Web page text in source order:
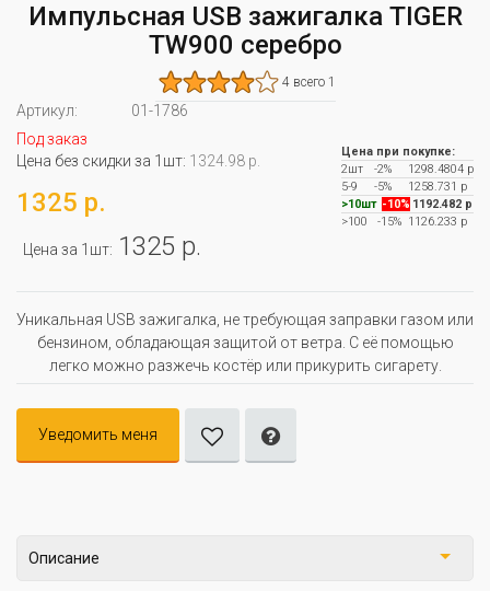
Импульсная USB зажигалка TIGER
TW900 серебро
4 всего 1
Артикул:
01-1786
Под заказ
Цена без скидки за 1шт: 1324.98 р.
1325 р.
Цена за 1шт: 1325 р.
Цена при покупке:
2шт
-2%
1298.4804 р
5-9
-5%
1258.731 р
>10шт -10% 1192.482 р
>100
-15% 1126.233 р
Уникальная USB зажигалка, не требующая заправки газом или
бензином, обладающая защитой от ветра. С её помощью
легко можно разжечь костёр или прикурить сигарету.
Уведомить меня
Описание